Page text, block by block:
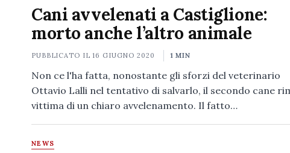
Cani avvelenati a Castiglione:
morto anche l’altro animale
PUBBLICATO IL16 GIUGNO 2020 1 MIN
Non ce l'ha fatta, nonostante gli sforzi del veterinario
Ottavio Lalli nel tentativo di salvarlo, il secondo cane
vittima di un chiaro avvelenamento. Il fatto…
NEWS